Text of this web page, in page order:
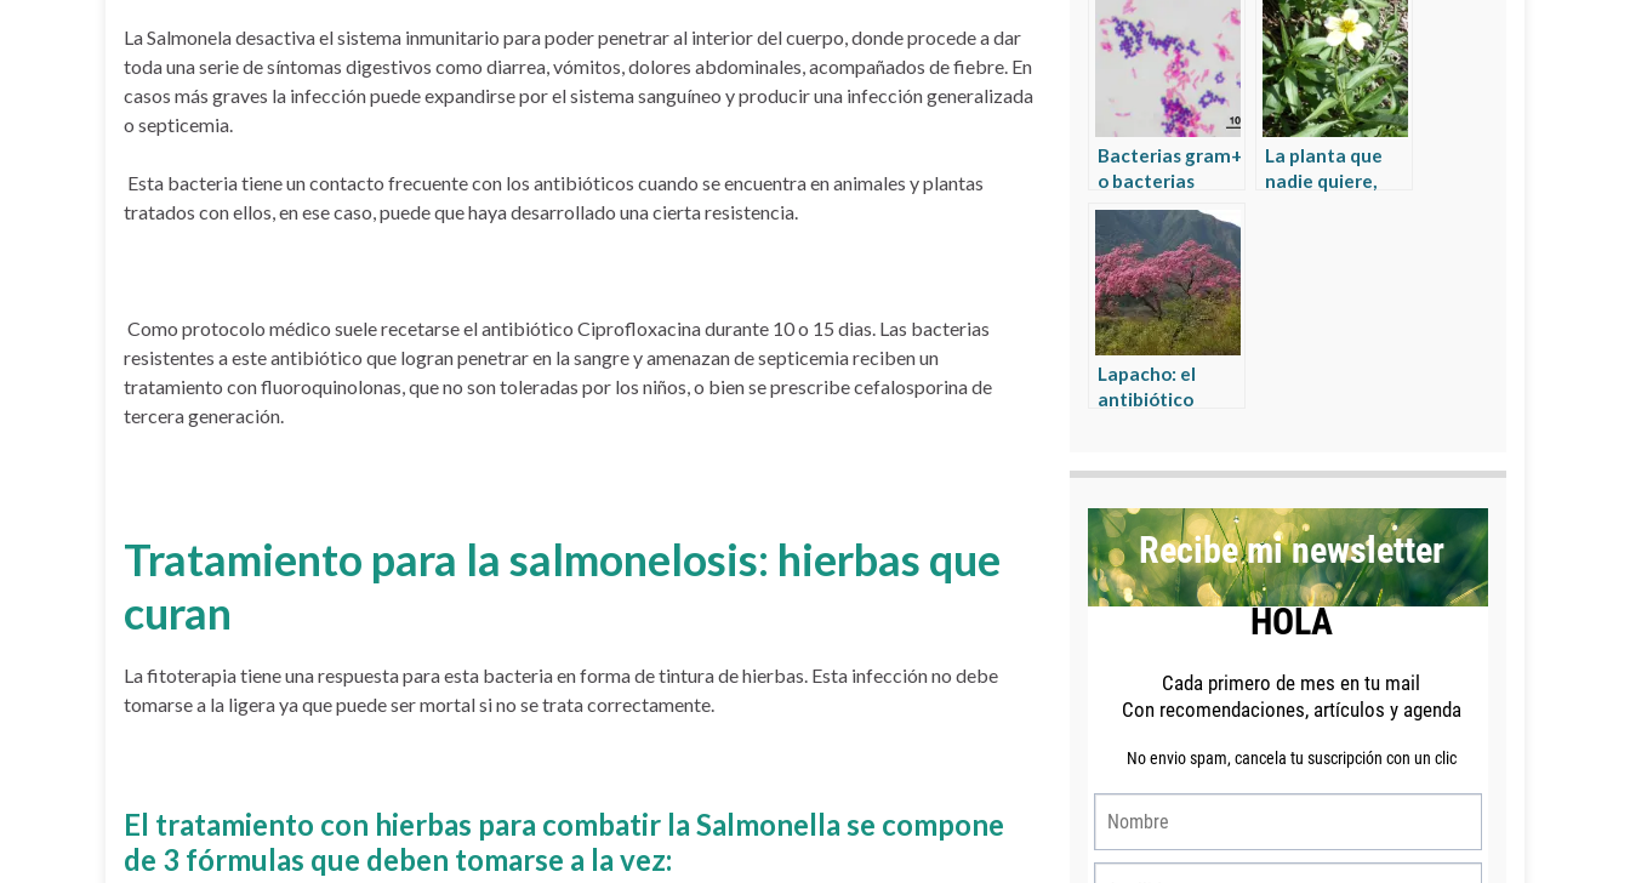
La Salmonela desactiva el sistema inmunitario para poder penetrar al interior del cuerpo, donde procede a dar
toda una serie de síntomas digestivos como diarrea, vómitos, dolores abdominales, acompañados de fiebre. En
casos más graves la infección puede expandirse por el sistema sanguíneo y producir una infección generalizada
o septicemia.
Esta bacteria tiene un contacto frecuente con los antibióticos cuando se encuentra en animales y plantas
tratados con ellos, en ese caso, puede que haya desarrollado una cierta resistencia.
Como protocolo médico suele recetarse el antibiótico Ciprofloxacina durante 10 o 15 dias. Las bacterias
resistentes a este antibiótico que logran penetrar en la sangre y amenazan de septicemia reciben un
tratamiento con fluoroquinolonas, que no son toleradas por los niños, o bien se prescribe cefalosporina de
tercera generación.
Tratamiento para la salmonelosis: hierbas que
curan
La fitoterapia tiene una respuesta para esta bacteria en forma de tintura de hierbas. Esta infección no debe
tomarse a la ligera ya que puede ser mortal si no se trata correctamente.
El tratamiento con hierbas para combatir la Salmonella se compone
de 3 fórmulas que deben tomarse a la vez:
hospitales:
pseudomona
aeruginosa
Bacterias gram+
o bacterias
gram- : porque
es importante
saber que
bacteria es
La planta que
nadie quiere,
Lapacho: el
antibiótico